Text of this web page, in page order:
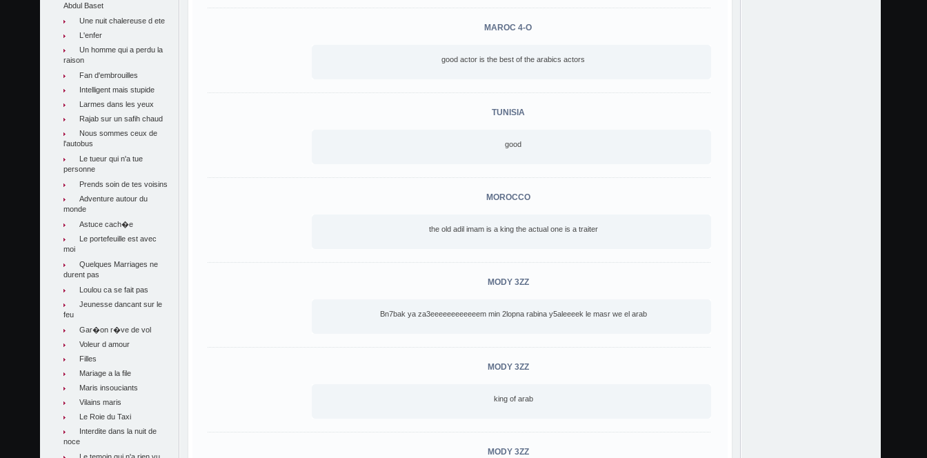
Abdul Baset
Une nuit chalereuse d ete
L'enfer
Un homme qui a perdu la
raison
Fan d'embrouilles
Intelligent mais stupide
Larmes dans les yeux
Rajab sur un safih chaud
Nous sommes ceux de
l'autobus
Le tueur qui n'a tue
personne
Prends soin de tes voisins
Adventure autour du
monde
Astuce cach�e
Le portefeuille est avec
moi
Quelques Marriages ne
durent pas
Loulou ca se fait pas
Jeunesse dancant sur le
feu
Gar�on r�ve de vol
Voleur d amour
Filles
Mariage a la file
Maris insouciants
Vilains maris
Le Roie du Taxi
Interdite dans la nuit de
noce
MAROC 4-O
good actor is the best of the arabics actors
TUNISIA
good
MOROCCO
the old adil imam is a king the actual one is a traiter
MODY 3ZZ
Bn7bak ya za3eeeeeeeeeeeem min 2lopna rabina y5aleeeek le masr we el arab
MODY 3ZZ
king of arab
MODY 3ZZ